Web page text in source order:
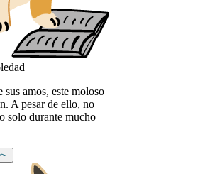
sus amos, este moloso
A pesar de ello, no
solo durante mucho